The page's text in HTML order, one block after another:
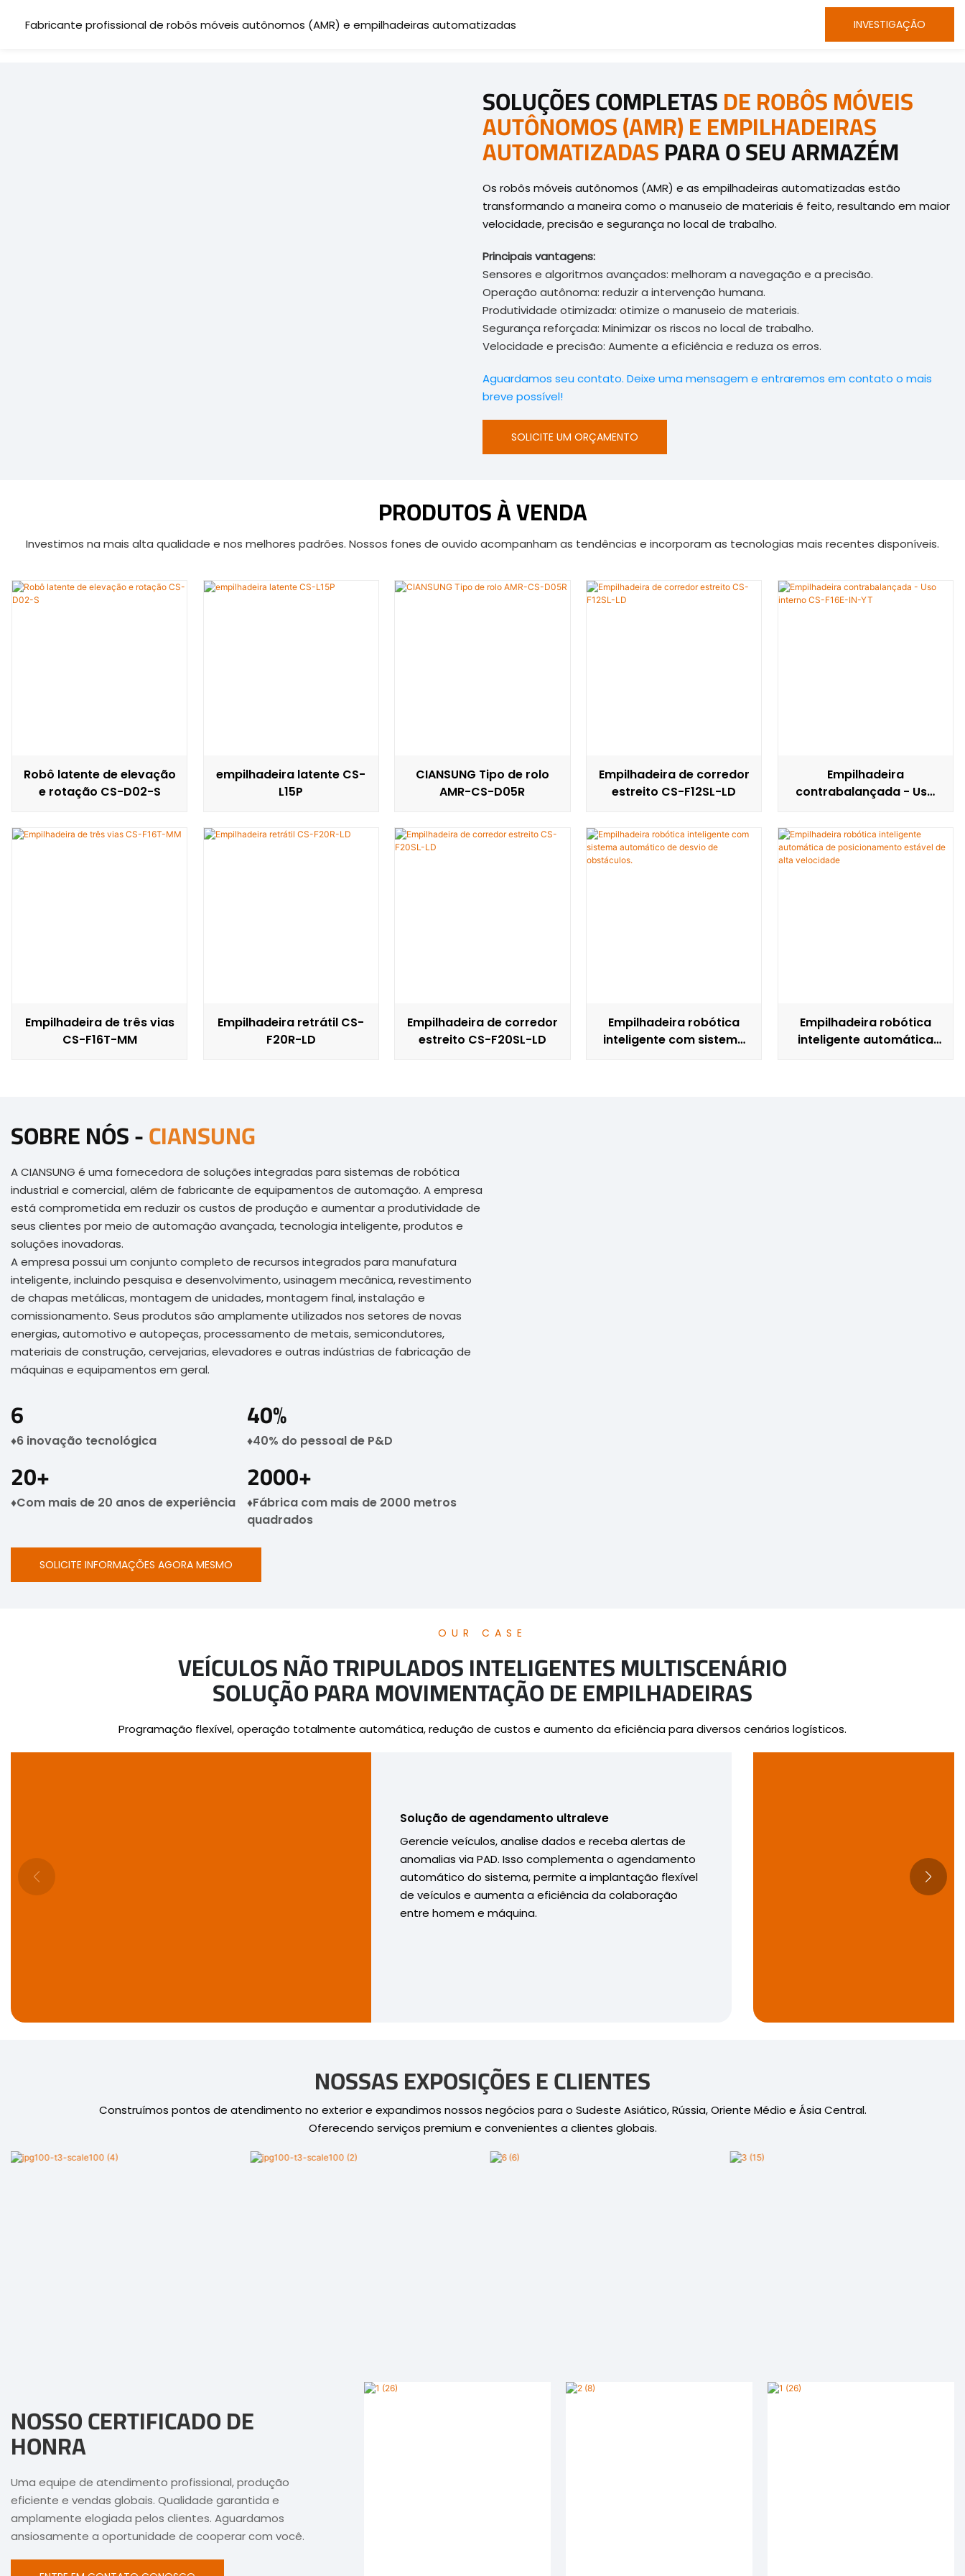
Fabricante profissional de robôs móveis autônomos (AMR) e empilhadeiras automatizadas INVESTIGAÇÃO
SOLUÇÕES COMPLETASDE ROBÔS MÓVEIS
AUTÔNOMOS (AMR) E EMPILHADEIRAS
AUTOMATIZADASPARA O SEU ARMAZÉM
Os robôs móveis autônomos (AMR) e as empilhadeiras automatizadas estão
transformando a maneira como o manuseio de materiais é feito, resultando em maior
velocidade, precisão e segurança no local de trabalho.
Principais vantagens:
Sensores e algoritmos avançados: melhoram a navegação e a precisão.
Operação autônoma: reduzir a intervenção humana.
Produtividade otimizada: otimize o manuseio de materiais.
Segurança reforçada: Minimizar os riscos no local de trabalho.
Velocidade e precisão: Aumente a eficiência e reduza os erros.
Aguardamos seu contato. Deixe uma mensagem e entraremos em contato o mais
breve possível!
SOLICITE UM ORÇAMENTO
PRODUTOS À VENDA
Investimos na mais alta qualidade e nos melhores padrões. Nossos fones de ouvido acompanham as tendências e incorporam as tecnologias mais recentes disponíveis.
Robô latente de elevação
e rotação CS-D02-S
empilhadeira latente CS-
L15P
CIANSUNG Tipo de rolo
AMR-CS-D05R
Empilhadeira de corredor
estreito CS-F12SL-LD
Empilhadeira
contrabalançada - Uso
Empilhadeira de três vias
CS-F16T-MM
Empilhadeira retrátil CS-
F20R-LD
Empilhadeira de corredor
estreito CS-F20SL-LD
Empilhadeira robótica
inteligente com sistema
Empilhadeira robótica
inteligente automática
SOBRE NÓS -CIANSUNG
A CIANSUNG é uma fornecedora de soluções integradas para sistemas de robótica
industrial e comercial, além de fabricante de equipamentos de automação. A empresa
está comprometida em reduzir os custos de produção e aumentar a produtividade de
seus clientes por meio de automação avançada, tecnologia inteligente, produtos e
soluções inovadoras.
A empresa possui um conjunto completo de recursos integrados para manufatura
inteligente, incluindo pesquisa e desenvolvimento, usinagem mecânica, revestimento
de chapas metálicas, montagem de unidades, montagem final, instalação e
comissionamento. Seus produtos são amplamente utilizados nos setores de novas
energias, automotivo e autopeças, processamento de metais, semicondutores,
materiais de construção, cervejarias, elevadores e outras indústrias de fabricação de
máquinas e equipamentos em geral.
6
♦6 inovação tecnológica
40%
♦40% do pessoal de P&D
20+
♦Com mais de 20 anos de experiência
2000+
♦Fábrica com mais de 2000 metros
quadrados
SOLICITE INFORMAÇÕES AGORA MESMO
OUR CASE
VEÍCULOS NÃO TRIPULADOS INTELIGENTES MULTISCENÁRIO
SOLUÇÃO PARA MOVIMENTAÇÃO DE EMPILHADEIRAS
Programação flexível, operação totalmente automática, redução de custos e aumento da eficiência para diversos cenários logísticos.
Solução de agendamento ultraleve
Gerencie veículos, analise dados e receba alertas de
anomalias via PAD. Isso complementa o agendamento
automático do sistema, permite a implantação flexível
de veículos e aumenta a eficiência da colaboração
entre homem e máquina.
NOSSAS EXPOSIÇÕES E CLIENTES
Construímos pontos de atendimento no exterior e expandimos nossos negócios para o Sudeste Asiático, Rússia, Oriente Médio e Ásia Central.
Oferecendo serviços premium e convenientes a clientes globais.
NOSSO CERTIFICADO DE
HONRA
Uma equipe de atendimento profissional, produção
eficiente e vendas globais. Qualidade garantida e
amplamente elogiada pelos clientes. Aguardamos
ansiosamente a oportunidade de cooperar com você.